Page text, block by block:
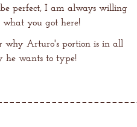
perfect, I am always willing
you got here!
why Arturo's portion is in all
he wants to type!